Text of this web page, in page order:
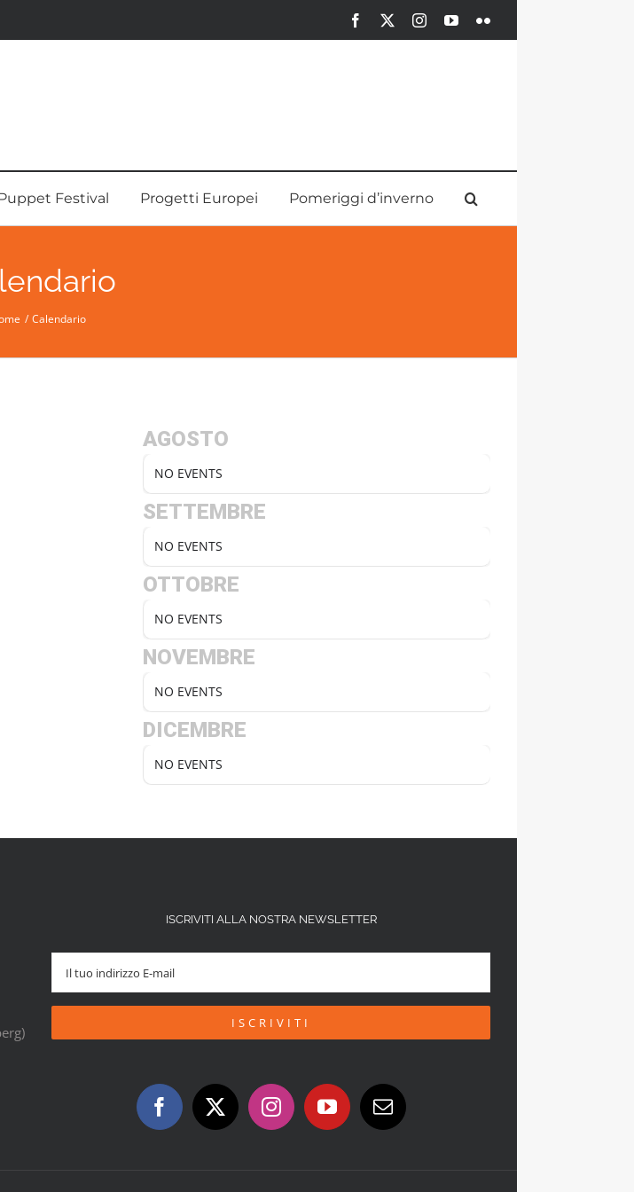
Facebook InstagramYouTubeFlickr
Festival Progetti Europei Pomeriggi d’inverno
Calendario
AGOSTO
NO EVENTS
SETTEMBRE
NO EVENTS
OTTOBRE
NO EVENTS
NOVEMBRE
NO EVENTS
DICEMBRE
NO EVENTS
ISCRIVITI ALLA NOSTRA NEWSLETTER